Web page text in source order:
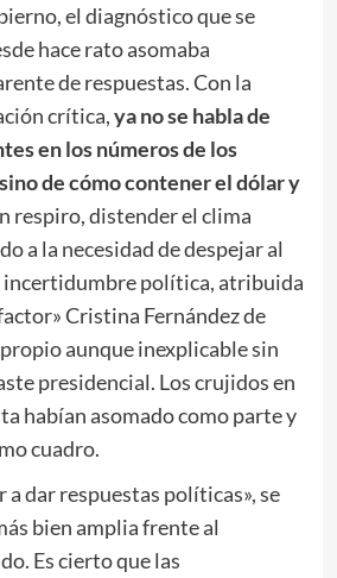
el diagnóstico que se
hace rato asomaba
de respuestas. Con la
crítica,ya no se habla de
en los números de los
de cómo contener el dólar y
respiro, distender el clima
a la necesidad de despejar al
incertidumbre política, atribuida
Cristina Fernández de
aunque inexplicable sin
presidencial. Los crujidos en
habían asomado como parte y
cuadro.
a dar respuestas políticas», se
bien amplia frente al
Es cierto que las